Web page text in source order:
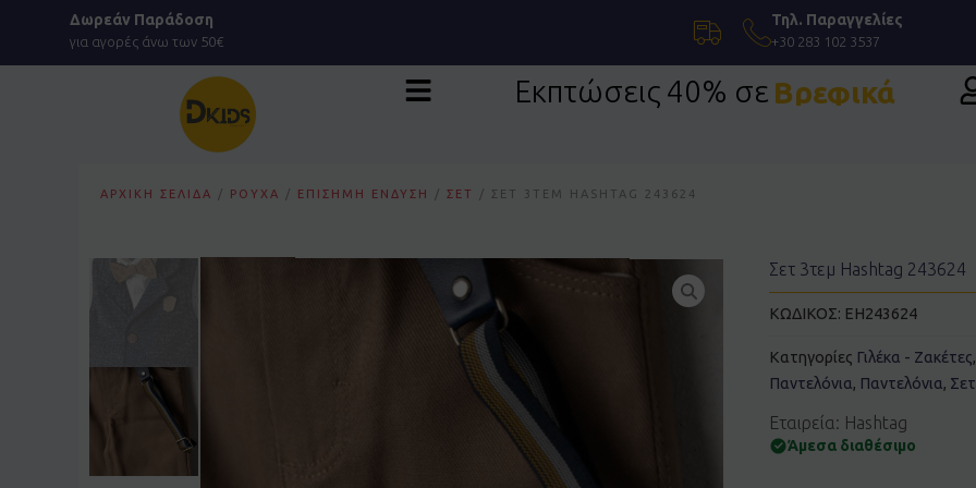
Μετάβαση
περιεχόμενο
Δωρεάν Παράδοση
για αγορές άνω των 50€
Τηλ. Παραγγελίες
+30 283 102 3537
Εκπτώσεις 40% σε
ΑΡΧΙΚΉ ΣΕΛΊΔΑ / ΡΟΎΧΑ / ΕΠΊΣΗΜΗ ΈΝΔΥΣΗ / ΣΕΤ / ΣΕΤ 3ΤΕΜ HASHTAG 243624
Σετ 3τεμ Hashtag 243624
ΚΩΔΙΚΟΣ: EH243624
Κατηγορίες Γιλέκα - Ζακέτες
Παντελόνια, Παντελόνια, Σετ
Εταιρεία: Hashtag
Άμεσα διαθέσιμο